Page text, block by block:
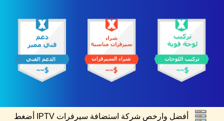
أفضل وارخص شركة استضافة سيرفرات IPTV أضغط